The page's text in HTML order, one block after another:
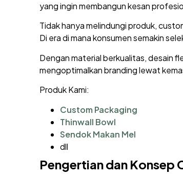
yang ingin membangun kesan
Tidak hanya melindungi produk,
Di era di mana konsumen semakin
Dengan material berkualitas, desain
mengoptimalkan branding lewat
Produk Kami:
Custom Packaging
Thinwall Bowl
Sendok Makan Mel
dll
Pengertian dan Konsep